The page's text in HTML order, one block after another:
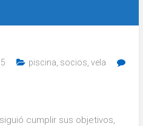
piscina socios vela
cumplir sus objetivos,